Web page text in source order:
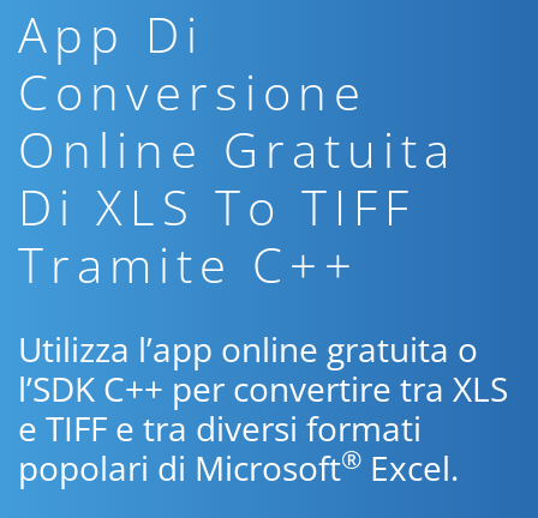
App Di
Conversione
Online Gratuita
Di XLS To TIFF
Tramite C++
Utilizza l’app online gratuita o
l’SDK C++ per convertire tra XLS
e TIFF e tra diversi formati
popolari di Microsoft® Excel.